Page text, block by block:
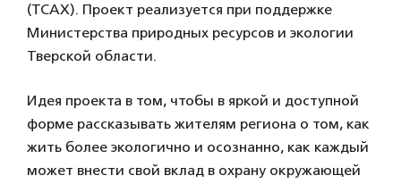
(ТСАХ). Проект реализуется при поддержке
Министерства природных ресурсов и экологии
Тверской области.
Идея проекта в том, чтобы в яркой и доступной
форме рассказывать жителям региона о том, как
жить более экологично и осознанно, как каждый
может внести свой вклад в охрану окружающей